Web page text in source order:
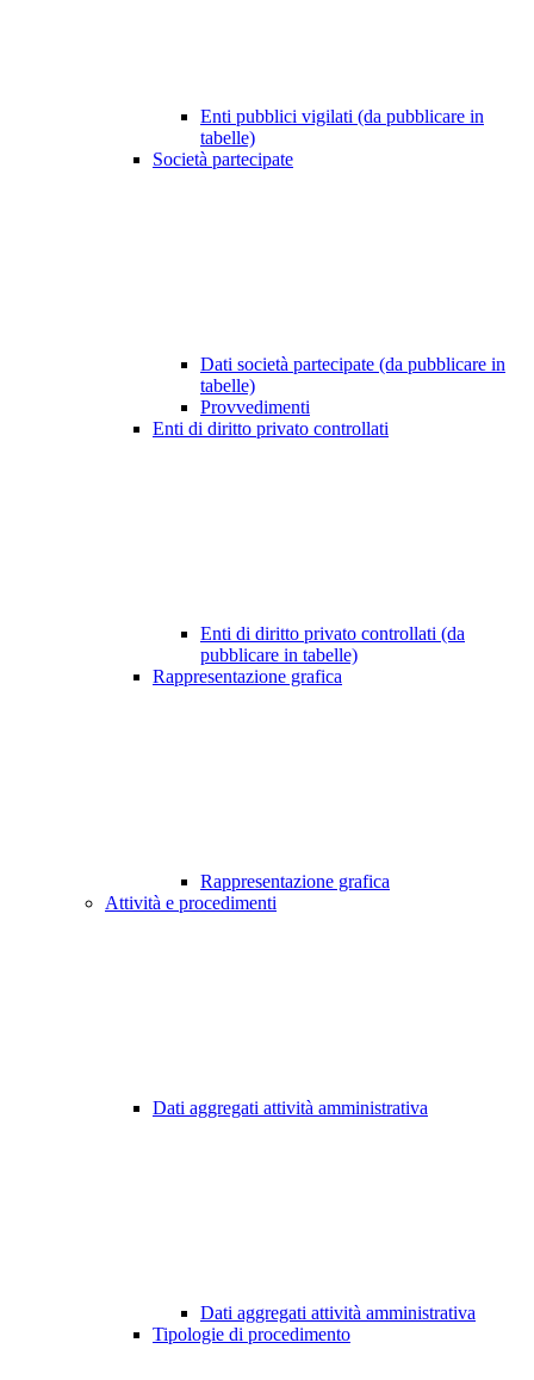
Enti pubblici vigilati (da pubblicare in
tabelle)
Società partecipate
Dati società partecipate (da pubblicare in
tabelle)
Provvedimenti
Enti di diritto privato controllati
Enti di diritto privato controllati (da
pubblicare in tabelle)
Rappresentazione grafica
Rappresentazione grafica
Attività e procedimenti
Dati aggregati attività amministrativa
Dati aggregati attività amministrativa
Tipologie di procedimento